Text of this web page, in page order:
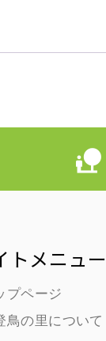
トメニュー
プページ
鳥の里について